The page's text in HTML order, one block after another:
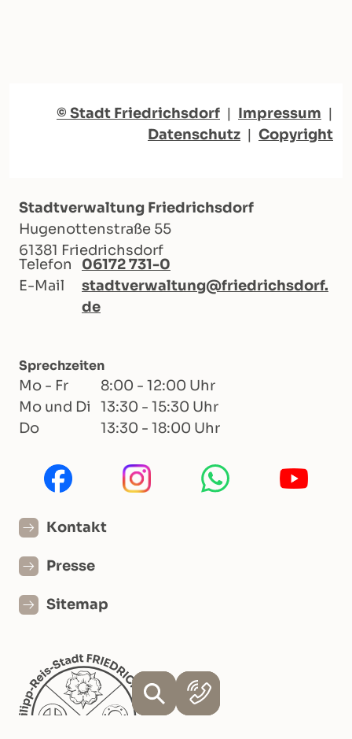
© Stadt Friedrichsdorf | Impressum |
Datenschutz | Copyright
Stadtverwaltung Friedrichsdorf
Hugenottenstraße 55
61381 Friedrichsdorf
Telefon
06172 731-0
E-Mail
stadtverwaltung@friedrichsdorf.
de
Sprechzeiten
Mo - Fr
8:00 - 12:00 Uhr
Mo und Di
13:30 - 15:30 Uhr
Do
13:30 - 18:00 Uhr
Kontakt
Presse
Sitemap